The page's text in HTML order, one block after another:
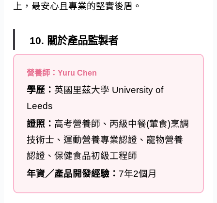
上，最安心且專業的堅實後盾。
10. 關於產品監製者
營養師：Yuru Chen
學歷：英國里茲大學 University of
Leeds
證照： 高考營養師、丙級中餐(葷食)烹調
技術士、運動營養專業認證、寵物營養
認證、保健食品初級工程師
年資／產品開發經驗： 7年2個月